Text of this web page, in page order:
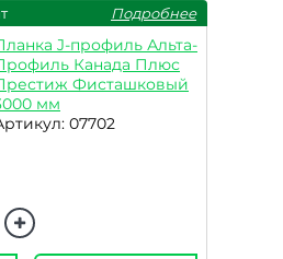
Подробнее
J-профиль Альта-
Канада Плюс
Фисташковый
мм
07702